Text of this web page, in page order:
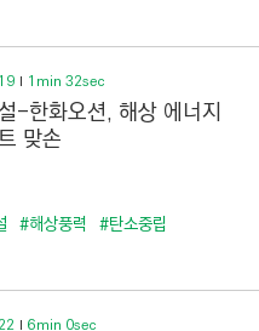
1min 32sec
-한화오션, 해상 에너지
맞손
#해상풍력 #탄소중립
6min 0sec